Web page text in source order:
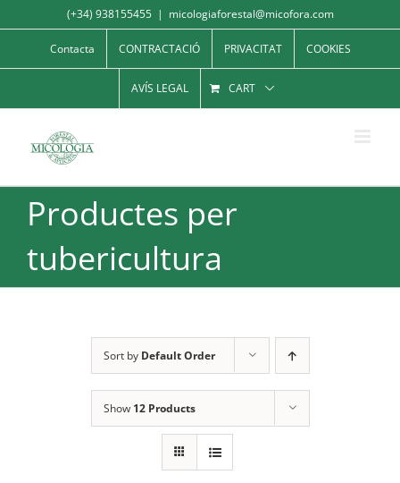
to
content
(+34) 938155455 | micologiaforestal@micofora.com
Contacta CONTRACTACIÓ PRIVACITAT COOKIES
AVÍS LEGAL CART
Productes per
tubericultura
Sort by Default Order
Show 12 Products